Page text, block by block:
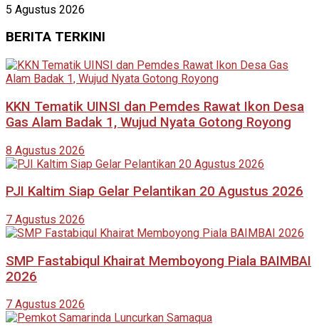
5 Agustus 2026
BERITA TERKINI
KKN Tematik UINSI dan Pemdes Rawat Ikon Desa
Gas Alam Badak 1, Wujud Nyata Gotong Royong
8 Agustus 2026
PJI Kaltim Siap Gelar Pelantikan 20 Agustus 2026
7 Agustus 2026
SMP Fastabiqul Khairat Memboyong Piala BAIMBAI
2026
7 Agustus 2026